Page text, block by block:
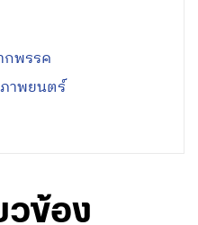
กพรรค
าพยนตร์
วข้อง